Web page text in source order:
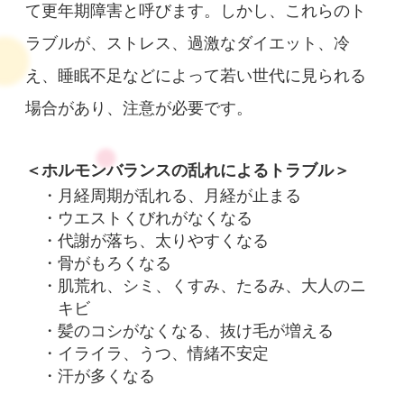
て更年期障害と呼びます。しかし、これらのト
ラブルが、ストレス、過激なダイエット、冷
え、睡眠不足などによって若い世代に見られる
場合があり、注意が必要です。
＜ホルモンバランスの乱れによるトラブル＞
月経周期が乱れる、月経が止まる
ウエストくびれがなくなる
代謝が落ち、太りやすくなる
骨がもろくなる
肌荒れ、シミ、くすみ、たるみ、大人のニ
キビ
髪のコシがなくなる、抜け毛が増える
イライラ、うつ、情緒不安定
汗が多くなる